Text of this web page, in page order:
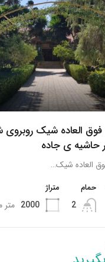
فوق العاده شیک
حاشیه ی جاده
العاده شیک…
حمام
2
متراژ
2000 متر